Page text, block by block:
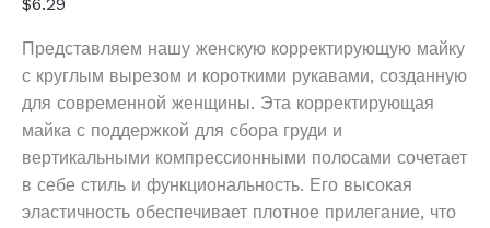
Представляем нашу женскую корректирующую майку
с круглым вырезом и короткими рукавами, созданную
для современной женщины. Эта корректирующая
майка с поддержкой для сбора груди и
вертикальными компрессионными полосами сочетает
в себе стиль и функциональность. Его высокая
эластичность обеспечивает плотное прилегание, что